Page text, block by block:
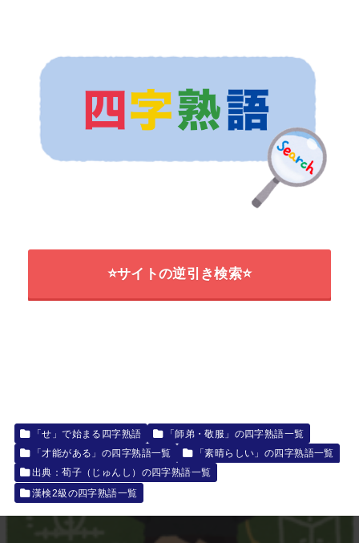
⭐サイトの逆引き検索⭐
「せ」で始まる四字熟語
「師弟・敬服」の四字熟語一覧
「才能がある」の四字熟語一覧
「素晴らしい」の四字熟語一覧
出典：荀子（じゅんし）の四字熟語一覧
漢検2級の四字熟語一覧